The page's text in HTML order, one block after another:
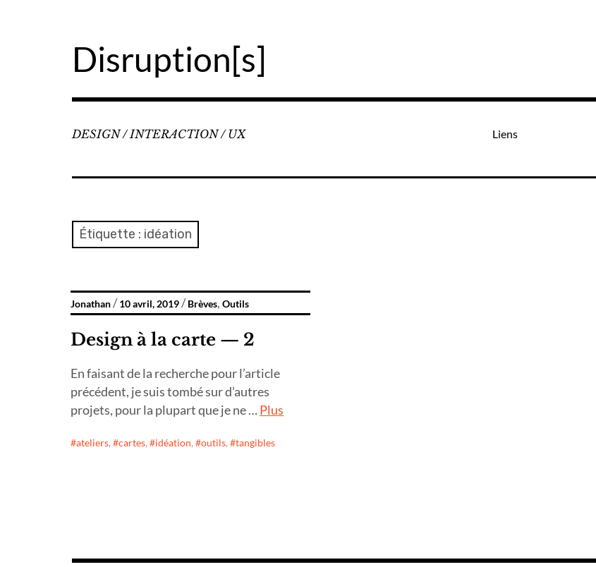
Disruption[s]
DESIGN / INTERACTION / UX Liens
Étiquette : idéation
Jonathan 10 avril, 2019 Brèves, Outils
Design à la carte — 2
En faisant de la recherche pour l’article
précédent, je suis tombé sur d’autres
projets, pour la plupart que je ne …Plus
ateliers, cartes, idéation, outils, tangibles